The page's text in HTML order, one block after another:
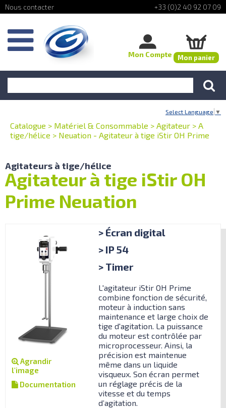
+33 (0)2 40 92 07 09
Mon Compte Mon panier
Select Language ▼
Catalogue > Matériel & Consommable > Agitateur > A
tige/hélice > Neuation - Agitateur à tige iStir OH Prime
Agitateurs à tige/hélice
Agitateur à tige iStir OH
Prime Neuation
Agrandir
l'image
Documentation
> Écran digital
> IP 54
> Timer
L'agitateur iStir OH Prime
combine fonction de sécurité,
moteur à induction sans
maintenance et large choix de
tige d'agitation. La puissance
du moteur est contrôlée par
microprocesseur. Ainsi, la
précision est maintenue
même dans un liquide
visqueux. Son écran permet
un réglage précis de la
vitesse et du temps
d’agitation.